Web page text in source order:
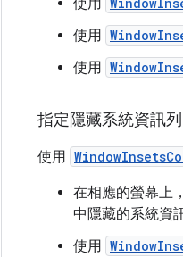
使用
使用
使用
指定隱藏系統資訊
使用
在相應的螢幕上
中隱藏的系統資
使用